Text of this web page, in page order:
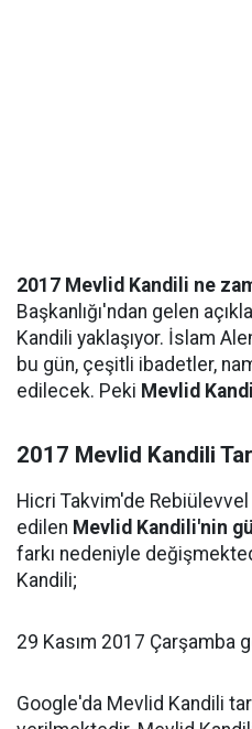
2017 Mevlid Kandili ne
Başkanlığı'ndan gelen
Kandili yaklaşıyor. İslam
bu gün, çeşitli ibadetler,
edilecek. Peki Mevlid
2017 Mevlid Kandili
Hicri Takvim'de
edilen Mevlid Kandili'nin
farkı nedeniyle
Kandili;
29 Kasım 2017 Çarşamba
Google'da Mevlid Kandili